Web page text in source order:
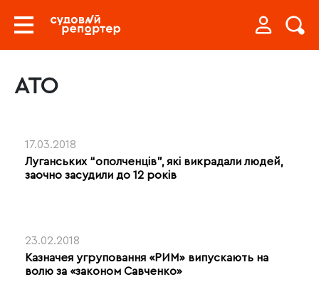
АТО
17.03.2018
Луганських “ополченців”, які викрадали людей,
заочно засудили до 12 років
23.02.2018
Казначея угруповання «РИМ» випускають на
волю за «законом Савченко»